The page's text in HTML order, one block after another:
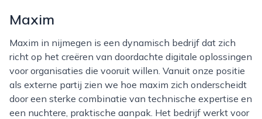
Maxim
Maxim in nijmegen is een dynamisch bedrijf dat zich
richt op het creëren van doordachte digitale oplossingen
voor organisaties die vooruit willen. Vanuit onze positie
als externe partij zien we hoe maxim zich onderscheidt
door een sterke combinatie van technische expertise en
een nuchtere, praktische aanpak. Het bedrijf werkt voor